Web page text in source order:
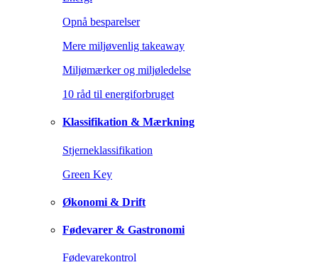
Opnå besparelser
Mere miljøvenlig takeaway
Miljømærker og miljøledelse
10 råd til energiforbruget
Klassifikation & Mærkning
Stjerneklassifikation
Green Key
Økonomi & Drift
Fødevarer & Gastronomi
Fødevarekontrol